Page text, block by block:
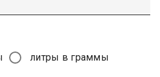
литры в граммы